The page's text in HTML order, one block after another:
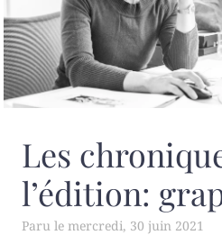
Les
l’édition:
mercredi, 30 juin 2021